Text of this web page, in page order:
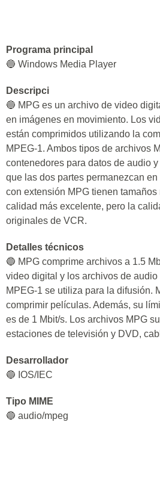
Programa principal
🔵 Windows Media Player
Descripci
🔵 MPG es un archivo de video
en imágenes en movimiento. Los
están comprimidos utilizando la
MPEG-1. Ambos tipos de archivos
contenedores para datos de audio
que las dos partes permanezcan
con extensión MPG tienen
calidad más excelente, pero la
originales de VCR.
Detalles técnicos
🔵 MPG comprime archivos a 1.5
video digital y los archivos de
MPEG-1 se utiliza para la difusión.
comprimir películas. Además, su
es de 1 Mbit/s. Los archivos MPG
estaciones de televisión y DVD,
Desarrollador
🔵 IOS/IEC
Tipo MIME
🔵 audio/mpeg